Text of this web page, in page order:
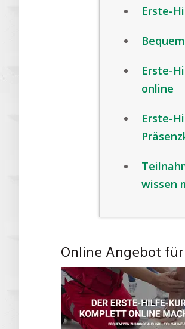
Erste-
Erste-
online
Erste-
wissen
Online Angebot